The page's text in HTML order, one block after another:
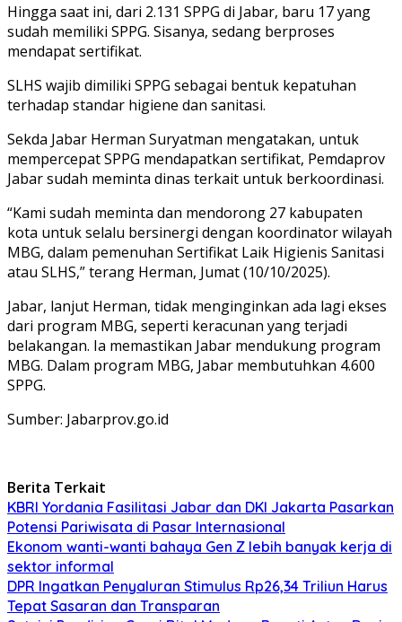
Hingga saat ini, dari 2.131 SPPG di Jabar, baru 17 yang
sudah memiliki SPPG. Sisanya, sedang berproses
mendapat sertifikat.
SLHS wajib dimiliki SPPG sebagai bentuk kepatuhan
terhadap standar higiene dan sanitasi.
Sekda Jabar Herman Suryatman mengatakan, untuk
mempercepat SPPG mendapatkan sertifikat, Pemdaprov
Jabar sudah meminta dinas terkait untuk berkoordinasi.
“Kami sudah meminta dan mendorong 27 kabupaten
kota untuk selalu bersinergi dengan koordinator wilayah
MBG, dalam pemenuhan Sertifikat Laik Higienis Sanitasi
atau SLHS,” terang Herman, Jumat (10/10/2025).
Jabar, lanjut Herman, tidak menginginkan ada lagi ekses
dari program MBG, seperti keracunan yang terjadi
belakangan. Ia memastikan Jabar mendukung program
MBG. Dalam program MBG, Jabar membutuhkan 4.600
SPPG.
Sumber: Jabarprov.go.id
Berita Terkait
KBRI Yordania Fasilitasi Jabar dan DKI Jakarta Pasarkan
Potensi Pariwisata di Pasar Internasional
Ekonom wanti-wanti bahaya Gen Z lebih banyak kerja di
sektor informal
DPR Ingatkan Penyaluran Stimulus Rp26,34 Triliun Harus
Tepat Sasaran dan Transparan